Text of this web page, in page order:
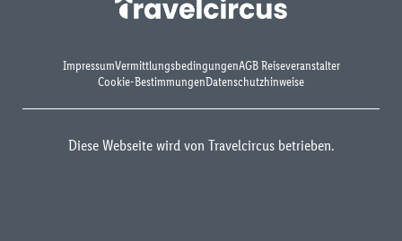
ImpressumVermittlungsbedingungenAGB Reiseveranstalter
Cookie-BestimmungenDatenschutzhinweise
Diese Webseite wird von Travelcircus betrieben.